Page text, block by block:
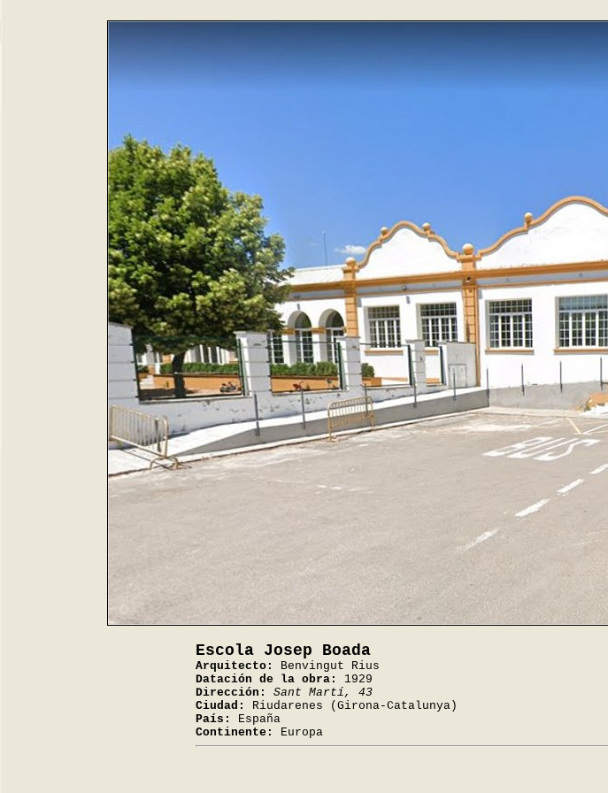
Escola Josep Boada
Arquitecto:
Benvingut Rius
Datación de la obra:
1929
Dirección:
Sant Martí, 43
Ciudad:
Riudarenes (Girona-Catalunya)
País:
España
Continente:
Europa